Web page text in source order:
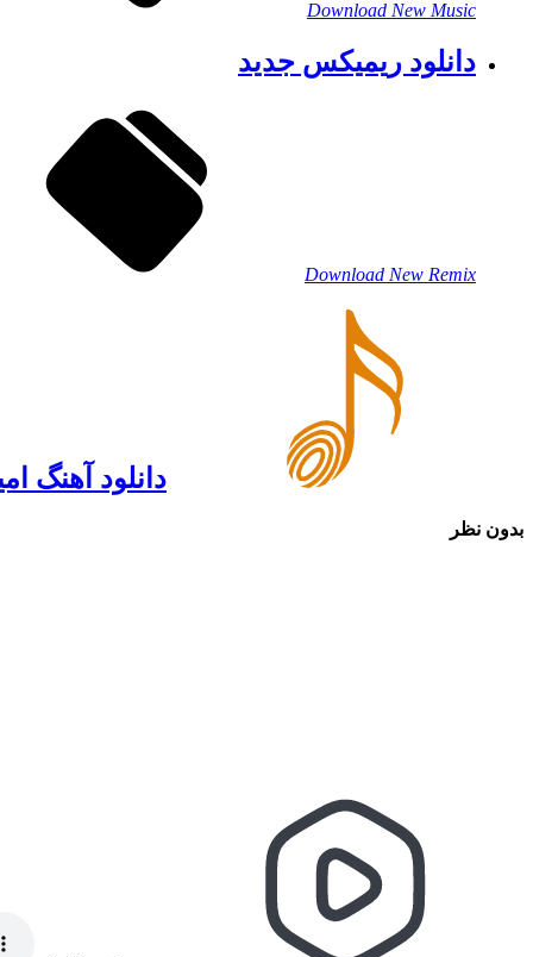
Download New Music
دانلود ریمیکس جدید
Download New Remix
دانلود آهنگ
بدون نظر